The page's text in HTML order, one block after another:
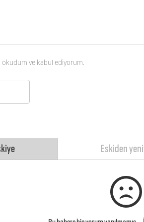
okudum ve kabul ediyorum.
Eskiden